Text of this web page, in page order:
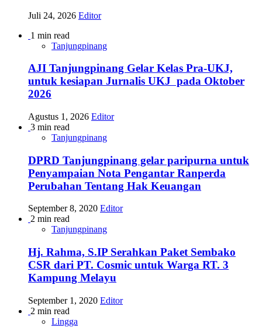
Juli 24, 2026 Editor
1 min read
Tanjungpinang
AJI Tanjungpinang Gelar Kelas Pra-UKJ,
untuk kesiapan Jurnalis UKJ pada Oktober
2026
Agustus 1, 2026 Editor
3 min read
Tanjungpinang
DPRD Tanjungpinang gelar paripurna untuk
Penyampaian Nota Pengantar Ranperda
Perubahan Tentang Hak Keuangan
September 8, 2020 Editor
2 min read
Tanjungpinang
Hj. Rahma, S.IP Serahkan Paket Sembako
CSR dari PT. Cosmic untuk Warga RT. 3
Kampung Melayu
September 1, 2020 Editor
2 min read
Lingga